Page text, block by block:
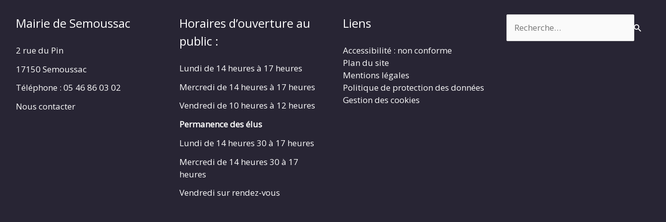
Mairie de Semoussac
2 rue du Pin
17150 Semoussac
Téléphone : 05 46 86 03 02
Nous contacter
Horaires d’ouverture au
public :
Lundi de 14 heures à 17 heures
Mercredi de 14 heures à 17 heures
Vendredi de 10 heures à 12 heures
Permanence des élus
Lundi de 14 heures 30 à 17 heures
Mercredi de 14 heures 30 à 17
heures
Vendredi sur rendez-vous
Liens
Accessibilité : non conforme
Plan du site
Mentions légales
Politique de protection des données
Gestion des cookies